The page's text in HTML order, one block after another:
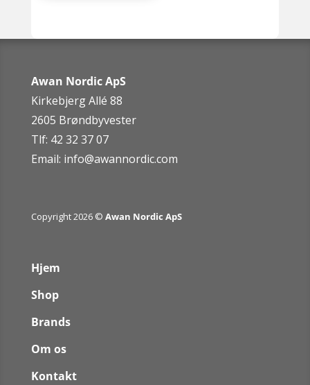
Awan Nordic ApS
Kirkebjerg Allé 88
2605 Brøndbyvester
Tlf: 42 32 37 07
Email: info@awannordic.com
Copyright 2026 © Awan Nordic ApS
Hjem
Shop
Brands
Om os
Kontakt